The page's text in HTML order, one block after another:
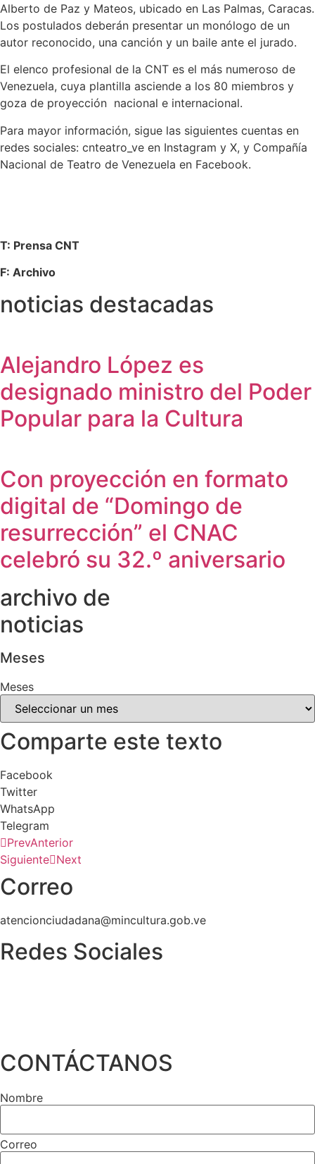
Alberto de Paz y Mateos, ubicado en Las Palmas, Caracas.
Los postulados deberán presentar un monólogo de un
autor reconocido, una canción y un baile ante el jurado.
El elenco profesional de la CNT es el más numeroso de
Venezuela, cuya plantilla asciende a los 80 miembros y
goza de proyección nacional e internacional.
Para mayor información, sigue las siguientes cuentas en
redes sociales: cnteatro_ve en Instagram y X, y Compañía
Nacional de Teatro de Venezuela en Facebook.
T: Prensa CNT
F: Archivo
noticias destacadas
Alejandro López es
designado ministro del Poder
Popular para la Cultura
Con proyección en formato
digital de “Domingo de
resurrección” el CNAC
celebró su 32.º aniversario
archivo de
noticias
Meses
Meses
Comparte este texto
Facebook
Twitter
WhatsApp
Telegram
PrevAnterior
Siguiente Next
Correo
atencionciudadana@mincultura.gob.ve
Redes Sociales
CONTÁCTANOS
Nombre
Correo